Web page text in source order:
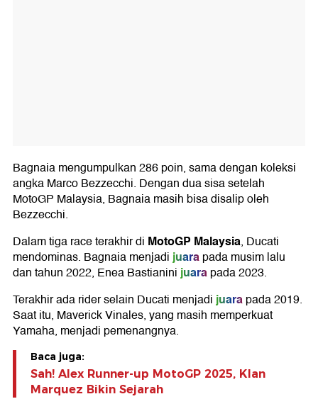
Bagnaia mengumpulkan 286 poin, sama dengan koleksi
angka Marco Bezzecchi. Dengan dua sisa setelah
MotoGP Malaysia, Bagnaia masih bisa disalip oleh
Bezzecchi.
Dalam tiga race terakhir di MotoGP Malaysia, Ducati
mendominas. Bagnaia menjadijuarapada musim lalu
dan tahun 2022, Enea Bastianinijuarapada 2023.
Terakhir ada rider selain Ducati menjadijuarapada 2019.
Saat itu, Maverick Vinales, yang masih memperkuat
Yamaha, menjadi pemenangnya.
Baca juga:
Sah! Alex Runner-up MotoGP 2025, Klan
Marquez Bikin Sejarah